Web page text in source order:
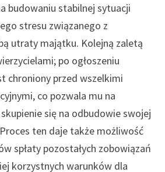
budowaniu stabilnej sytuacji
stresu związanego z
utraty majątku. Kolejną zaletą
po ogłoszeniu
chroniony przed wszelkimi
co pozwala mu na
się na odbudowie swojej
ten daje także możliwość
spłaty pozostałych zobowiązań
korzystnych warunków dla